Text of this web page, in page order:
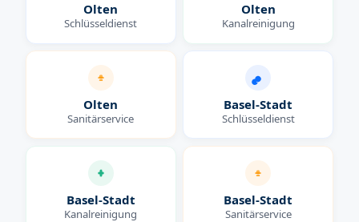
Olten
Schlüsseldienst
Olten
Kanalreinigung
Olten
Sanitärservice
Basel-Stadt
Schlüsseldienst
Basel-Stadt
Kanalreinigung
Basel-Stadt
Sanitärservice